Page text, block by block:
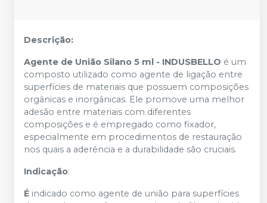
Descrição:
Agente de União Silano 5 ml - INDUSBELLO é um
composto utilizado como agente de ligação entre
superfícies de materiais que possuem composições
orgânicas e inorgânicas. Ele promove uma melhor
adesão entre materiais com diferentes
composições e é empregado como fixador,
especialmente em procedimentos de restauração
nos quais a aderência e a durabilidade são cruciais.
Indicação:
É indicado como agente de união para superfícies